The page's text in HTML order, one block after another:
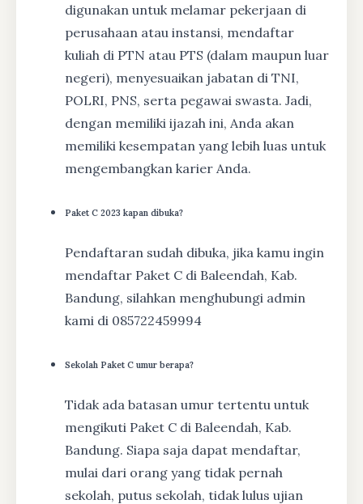
digunakan untuk melamar pekerjaan di
perusahaan atau instansi, mendaftar
kuliah di PTN atau PTS (dalam maupun luar
negeri), menyesuaikan jabatan di TNI,
POLRI, PNS, serta pegawai swasta. Jadi,
dengan memiliki ijazah ini, Anda akan
memiliki kesempatan yang lebih luas untuk
mengembangkan karier Anda.
Paket C 2023 kapan dibuka?
Pendaftaran sudah dibuka, jika kamu ingin
mendaftar Paket C di Baleendah, Kab.
Bandung, silahkan menghubungi admin
kami di 085722459994
Sekolah Paket C umur berapa?
Tidak ada batasan umur tertentu untuk
mengikuti Paket C di Baleendah, Kab.
Bandung. Siapa saja dapat mendaftar,
mulai dari orang yang tidak pernah
sekolah, putus sekolah, tidak lulus ujian